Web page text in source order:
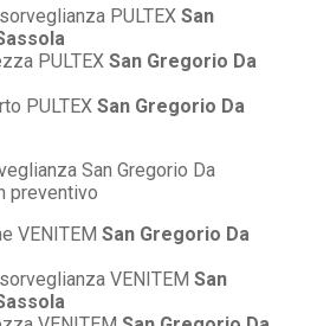
PULTEX San
PULTEX San Gregorio Da
PULTEX San Gregorio Da
VENITEM San Gregorio Da
VENITEM San